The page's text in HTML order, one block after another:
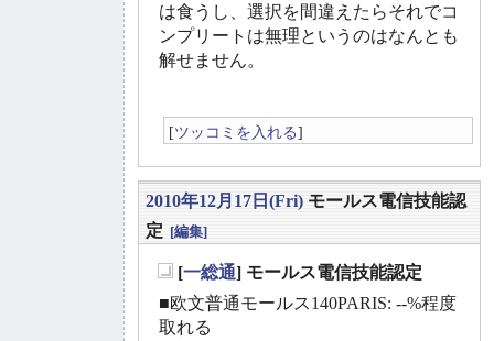
は食うし、選択を間違えたらそれでコ
ンプリートは無理というのはなんとも
解せません。
[ツッコミを入れる]
2010年12月17日(Fri) モールス電信技能認
定 [編集]
[一総通] モールス電信技能認定
■欧文普通モールス140PARIS: --%程度
取れる